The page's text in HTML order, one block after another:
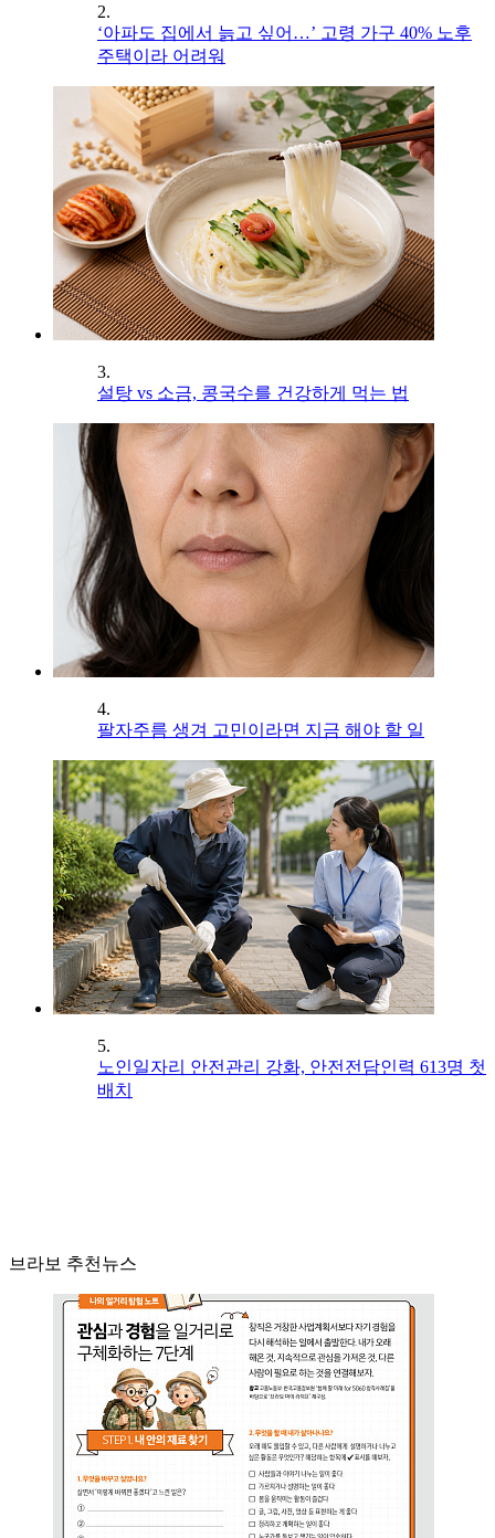
2.
‘아파도 집에서 늙고 싶어…’ 고령 가구 40% 노후
주택이라 어려워
3.
설탕 vs 소금, 콩국수를 건강하게 먹는 법
4.
팔자주름 생겨 고민이라면 지금 해야 할 일
5.
노인일자리 안전관리 강화, 안전전담인력 613명 첫
배치
브라보 추천뉴스